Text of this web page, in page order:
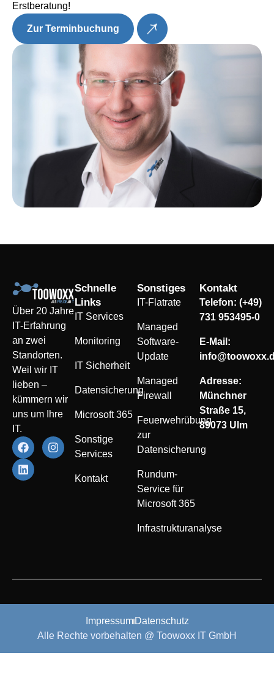
Erstberatung!
Zur Terminbuchung
Über 20 Jahre
IT-Erfahrung
an zwei
Standorten.
Weil wir IT
lieben –
kümmern wir
uns um Ihre
IT.
Schnelle
Links
IT Services
Monitoring
IT Sicherheit
Datensicherung
Microsoft 365
Sonstige
Services
Kontakt
Sonstiges
IT-Flatrate
Managed
Software-
Update
Managed
Firewall
Feuerwehrübung
zur
Datensicherung
Rundum-
Service für
Microsoft 365
Infrastrukturanalyse
Kontakt
Telefon: (+49)
731 953495-0
E-Mail:
Adresse:
Münchner
Straße 15,
89073 Ulm
Alle Rechte vorbehalten @ Toowoxx IT GmbH
ImpressumDatenschutz